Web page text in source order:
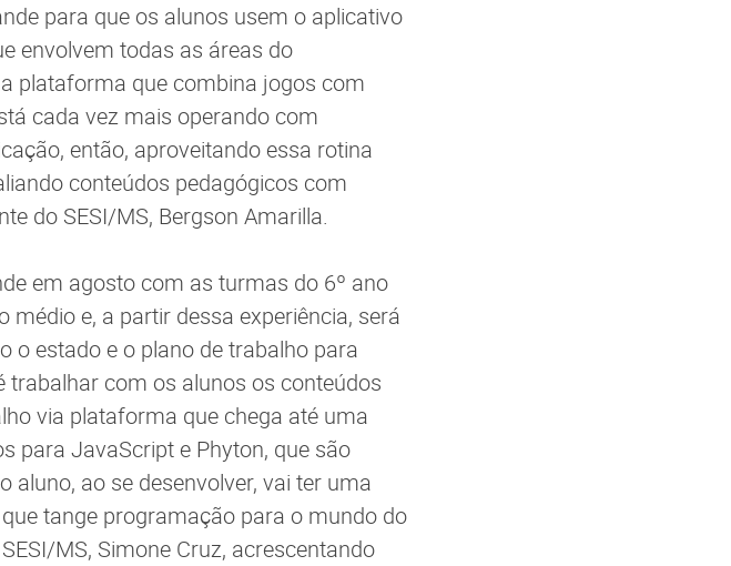
para que os alunos usem o aplicativo
envolvem todas as áreas do
plataforma que combina jogos com
cada vez mais operando com
então, aproveitando essa rotina
conteúdos pedagógicos com
do SESI/MS, Bergson Amarilla.
em agosto com as turmas do 6º ano
e, a partir dessa experiência, será
estado e o plano de trabalho para
trabalhar com os alunos os conteúdos
via plataforma que chega até uma
para JavaScript e Phyton, que são
ao se desenvolver, vai ter uma
tange programação para o mundo do
MS, Simone Cruz, acrescentando